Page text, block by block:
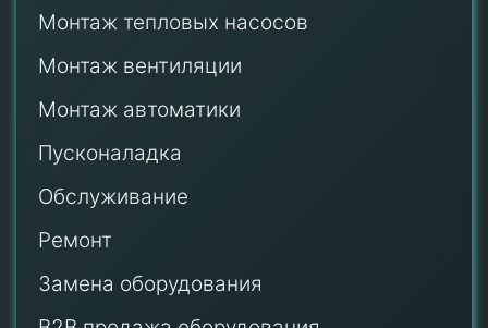
Монтаж тепловых насосов
Монтаж вентиляции
Монтаж автоматики
Пусконаладка
Обслуживание
Ремонт
Замена оборудования